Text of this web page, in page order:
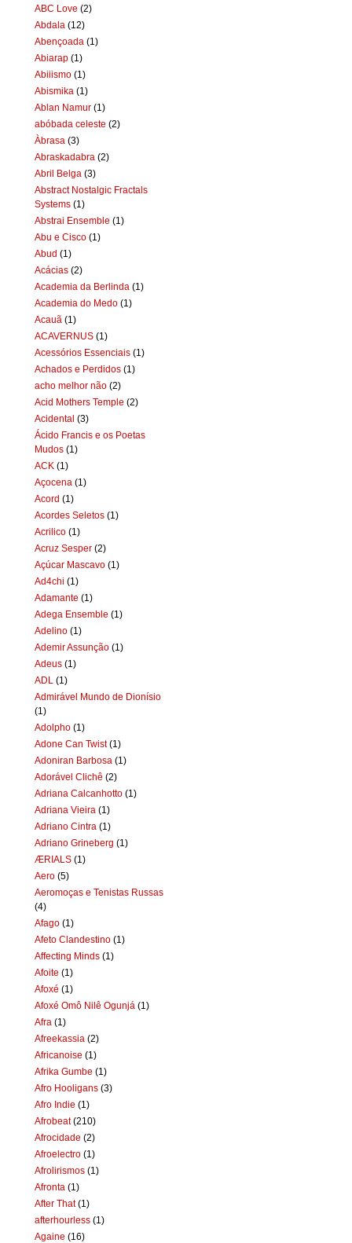
ABC Love (2)
Abdala (12)
Abençoada (1)
Abiarap (1)
Abiiismo (1)
Abismika (1)
Ablan Namur (1)
abóbada celeste (2)
Àbrasa (3)
Abraskadabra (2)
Abril Belga (3)
Abstract Nostalgic Fractals
Systems (1)
Abstrai Ensemble (1)
Abu e Cisco (1)
Abud (1)
Acácias (2)
Academia da Berlinda (1)
Academia do Medo (1)
Acauã (1)
ACAVERNUS (1)
Acessórios Essenciais (1)
Achados e Perdidos (1)
acho melhor não (2)
Acid Mothers Temple (2)
Acidental (3)
Ácido Francis e os Poetas
Mudos (1)
ACK (1)
Açocena (1)
Acord (1)
Acordes Seletos (1)
Acrilico (1)
Acruz Sesper (2)
Açúcar Mascavo (1)
Ad4chi (1)
Adamante (1)
Adega Ensemble (1)
Adelino (1)
Ademir Assunção (1)
Adeus (1)
ADL (1)
Admirável Mundo de Dionísio
(1)
Adolpho (1)
Adone Can Twist (1)
Adoniran Barbosa (1)
Adorável Clichê (2)
Adriana Calcanhotto (1)
Adriana Vieira (1)
Adriano Cintra (1)
Adriano Grineberg (1)
ÆRIALS (1)
Aero (5)
Aeromoças e Tenistas Russas
(4)
Afago (1)
Afeto Clandestino (1)
Affecting Minds (1)
Afoite (1)
Afoxé (1)
Afoxé Omô Nilê Ogunjá (1)
Afra (1)
Afreekassia (2)
Africanoise (1)
Afrika Gumbe (1)
Afro Hooligans (3)
Afro Indie (1)
Afrobeat (210)
Afrocidade (2)
Afroelectro (1)
Afrolirismos (1)
Afronta (1)
After That (1)
afterhourless (1)
Againe (16)